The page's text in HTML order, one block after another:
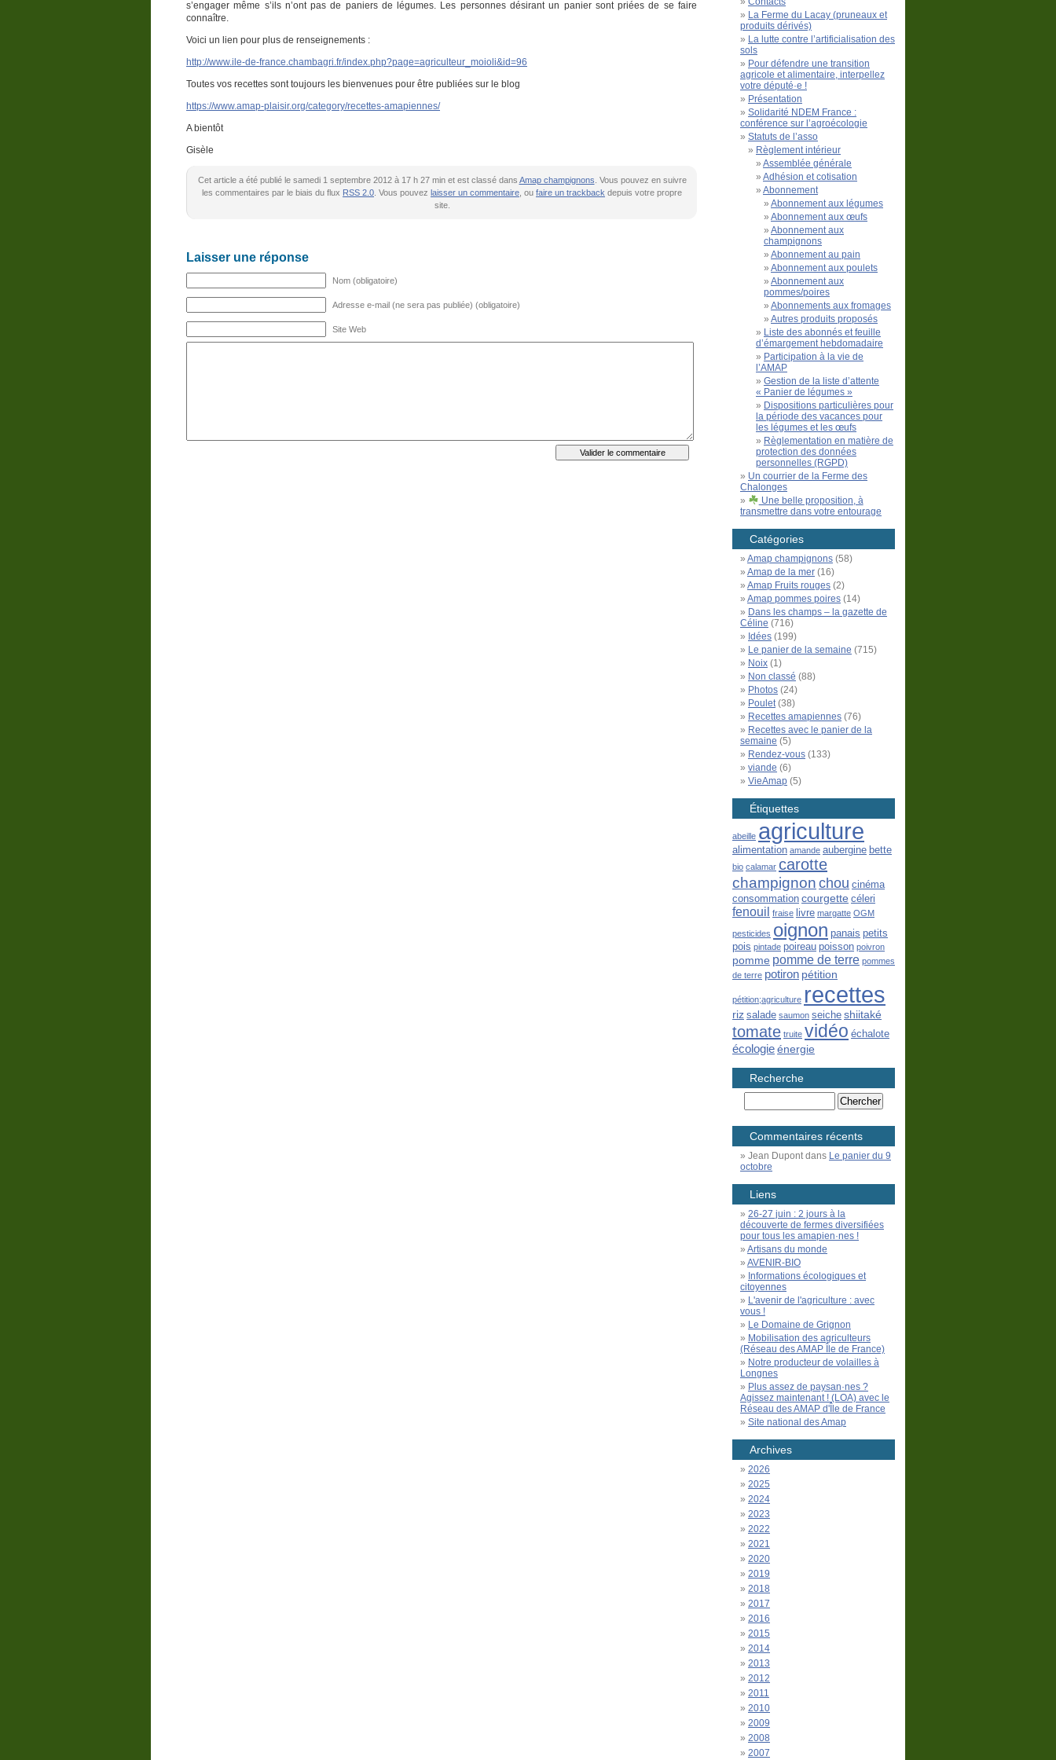
s’engager même s’ils n’ont pas de paniers de légumes. Les personnes désirant un panier sont priées de se faire
connaître.
Voici un lien pour plus de renseignements :
http://www.ile-de-france.chambagri.fr/index.php?page=agriculteur_moioli&id=96
Toutes vos recettes sont toujours les bienvenues pour être publiées sur le blog
https://www.amap-plaisir.org/category/recettes-amapiennes/
A bientôt
Gisèle
Cet article a été publié le samedi 1 septembre 2012 à 17 h 27 min et est classé dans Amap champignons . Vous pouvez en suivre
les commentaires par le biais du flux RSS 2.0 . Vous pouvez laisser un commentaire , ou faire un trackback depuis votre propre
site.
Laisser une réponse
Nom (obligatoire)
Adresse e-mail (ne sera pas publiée) (obligatoire)
Site Web
La Ferme du Lacay (pruneaux et
produits dérivés)
La lutte contre l’artificialisation des
sols
Pour défendre une transition
agricole et alimentaire, interpellez
votre député·e !
Présentation
Solidarité NDEM France :
conférence sur l’agroécologie
Statuts de l’asso
Règlement intérieur
Assemblée générale
Adhésion et cotisation
Abonnement
Abonnement aux légumes
Abonnement aux œufs
Abonnement aux
champignons
Abonnement au pain
Abonnement aux poulets
Abonnement aux
pommes/poires
Abonnements aux fromages
Autres produits proposés
Liste des abonnés et feuille
d’émargement hebdomadaire
Participation à la vie de
l’AMAP
Gestion de la liste d’attente
« Panier de légumes »
Dispositions particulières pour
la période des vacances pour
les légumes et les œufs
Règlementation en matière de
protection des données
personnelles (RGPD)
Un courrier de la Ferme des
Chalonges
Une belle proposition, à
transmettre dans votre entourage
Catégories
Amap champignons (58)
Amap de la mer (16)
Amap Fruits rouges (2)
Amap pommes poires (14)
Dans les champs – la gazette de
Céline (716)
Idées (199)
Le panier de la semaine (715)
Noix (1)
Non classé (88)
Photos (24)
Poulet(38)
Recettes amapiennes (76)
Recettes avec le panier de la
semaine (5)
Rendez-vous (133)
viande (6)
VieAmap (5)
Étiquettes
abeille agriculture
alimentation amande aubergine bette
bio calamar carotte
champignon chou cinéma
consommation courgette céleri
fenouil fraise livre margatte OGM
pesticides oignon panais petits
pois pintade poireau poisson poivron
pomme pomme de terre pommes
de terre potiron pétition
pétition;agriculture recettes
riz salade saumon seiche shiitaké
tomate truite vidéo échalote
écologieénergie
Recherche
Commentaires récents
Jean Dupontdans Le panier du 9
octobre
Liens
26-27 juin : 2 jours à la
découverte de fermes diversifiées
pour tous les amapien·nes !
Artisans du monde
AVENIR-BIO
Informations écologiques et
citoyennes
L'avenir de l'agriculture : avec
vous !
Le Domaine de Grignon
Mobilisation des agriculteurs
(Réseau des AMAP Île de France)
Notre producteur de volailles à
Longnes
Plus assez de paysan·nes ?
Agissez maintenant ! (LOA) avec le
Réseau des AMAP d'Île de France
Site national des Amap
Archives
2026
2025
2024
2023
2022
2021
2020
2019
2018
2017
2016
2015
2014
2013
2012
2011
2010
2009
2008
2007